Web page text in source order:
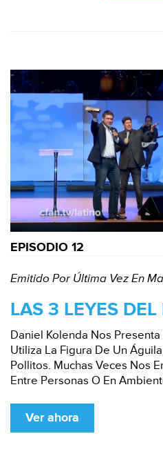
EPISODIO 12
Emitido Por Última Vez En
LAS 3 LEYES
Daniel Kolenda Nos
Utiliza La Figura De Un
Pollitos. Muchas Veces Nos
Entre Personas O En
Ver ahora